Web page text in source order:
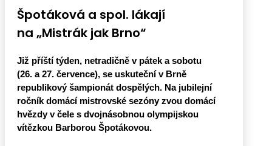
Špotáková a spol. lákají
na „Mistrák jak Brno“
Již příští týden, netradičně v pátek a sobotu
(26. a 27. července), se uskuteční v Brně
republikový šampionát dospělých. Na jubilejní
ročník domácí mistrovské sezóny zvou domácí
hvězdy v čele s dvojnásobnou olympijskou
vítězkou Barborou Špotákovou.